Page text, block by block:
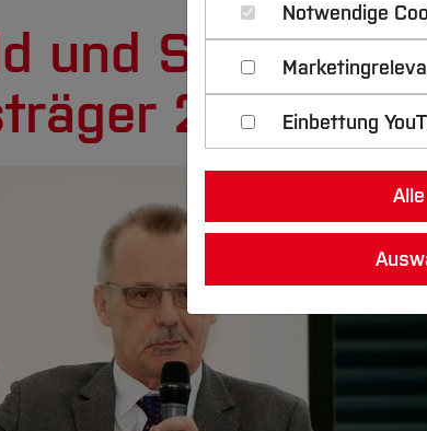
und Struktur -
2019
Notwendige
Einbettung